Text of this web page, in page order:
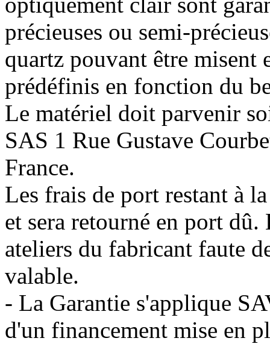
précieuses ou semi-
quartz pouvant être misent
prédéfinis en fonction du
Le matériel doit parvenir
SAS 1 Rue Gustave
France.
Les frais de port restant à
et sera retourné en port
ateliers du fabricant faute
valable.
- La Garantie s'applique
d'un financement mise en